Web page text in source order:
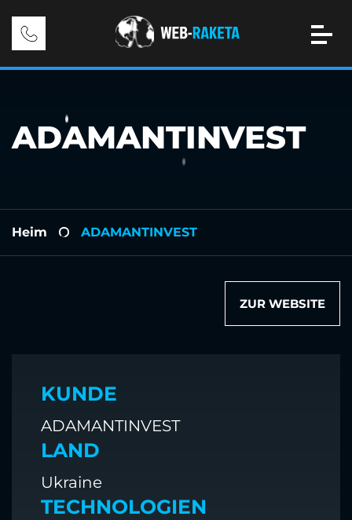
ADAMANTINVEST
Heim - ADAMANTINVEST
ZUR WEBSITE
KUNDE
ADAMANTINVEST
LAND
Ukraine
TECHNOLOGIEN